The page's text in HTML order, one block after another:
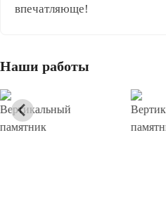
впечатляюще!
Наши работы
Вертикальный
памятник